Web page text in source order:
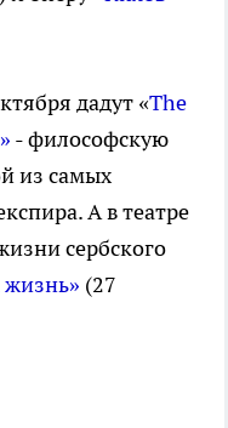
дадут «The
- философскую
из самых
А в театре
сербского
(27